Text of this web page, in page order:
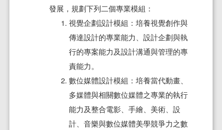
發展，規劃下列二個專業模組：
視覺企劃設計模組：培養視覺創作與
傳達設計的專業能力、設計企劃與執
行的專案能力及設計溝通與管理的專
責能力。
數位媒體設計模組：培養當代動畫、
多媒體與相關數位媒體之專業的執行
能力及整合電影、手繪、美術、設
計、音樂與數位媒體美學競爭力之數